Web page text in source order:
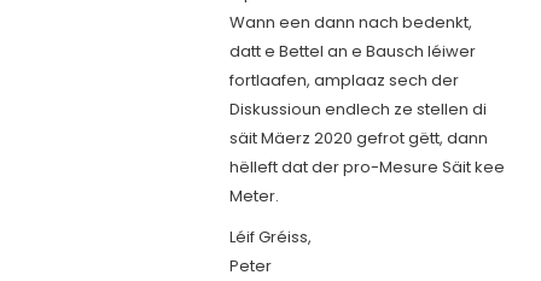
Wann een dann nach bedenkt,
datt e Bettel an e Bausch léiwer
fortlaafen, amplaaz sech der
Diskussioun endlech ze stellen di
säit Mäerz 2020 gefrot gëtt, dann
hëlleft dat der pro-Mesure Säit kee
Meter.
Léif Gréiss,
Peter